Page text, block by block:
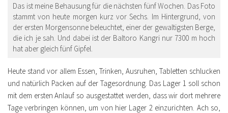
Das ist meine Behausung für die nächsten fünf Wochen. Das Foto
stammt von heute morgen kurz vor Sechs. Im Hintergrund, von
der ersten Morgensonne beleuchtet, einer der gewaltigsten Berge,
die ich je sah. Und dabei ist der Baltoro Kangri nur 7300 m hoch
hat aber gleich fünf Gipfel.
Heute stand vor allem Essen, Trinken, Ausruhen, Tabletten schlucken
und natürlich Packen auf der Tagesordnung. Das Lager 1 soll schon
mit dem ersten Anlauf so ausgestattet werden, dass wir dort mehrere
Tage verbringen können, um von hier Lager 2 einzurichten. Ach so,